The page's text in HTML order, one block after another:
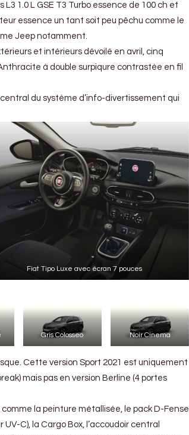
1.0 L GSE T3 Turbo essence de 100 ch et
essence un tant soit peu pêchu comme le
Jeep notamment.
et intérieurs dévoilé en avril, cinq
à double surpiqure contrastée en fil
du système d’info-divertissement qui
Fiat Tipo Luxe avec écran 7 pouces
Gris Colosseo Noir Cinema
Cette version Sport 2021 est uniquement
mais pas en version Berline (4 portes
la peinture métallisée, le pack D-Fense
C), la Cargo Box, l’accoudoir central